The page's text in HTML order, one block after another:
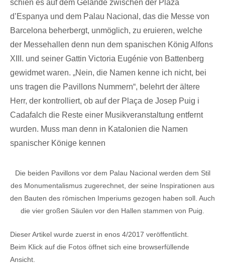
schien es auf dem Gelände zwischen der Plaza
d’Espanya und dem Palau Nacional, das die Messe von
Barcelona beherbergt, unmöglich, zu eruieren, welche
der Messehallen denn nun dem spanischen König Alfons
XIII. und seiner Gattin Victoria Eugénie von Battenberg
gewidmet waren. „Nein, die Namen kenne ich nicht, bei
uns tragen die Pavillons Nummern“, belehrt der ältere
Herr, der kontrolliert, ob auf der Plaça de Josep Puig i
Cadafalch die Reste einer Musikveranstaltung entfernt
wurden. Muss man denn in Katalonien die Namen
spanischer Könige kennen
Die beiden Pavillons vor dem Palau Nacional werden dem Stil
des Monumentalismus zugerechnet, der seine Inspirationen aus
den Bauten des römischen Imperiums gezogen haben soll. Auch
die vier großen Säulen vor den Hallen stammen von Puig.
Dieser Artikel wurde zuerst in enos 4/2017 veröffentlicht.
Beim Klick auf die Fotos öffnet sich eine browserfüllende
Ansicht.